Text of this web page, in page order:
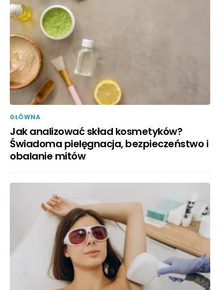
GŁÓWNA
Jak analizować skład kosmetyków?
Świadoma pielęgnacja, bezpieczeństwo i
obalanie mitów